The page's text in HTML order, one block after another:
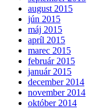
august 2015
jún 2015
máj 2015
apríl 2015
marec 2015
február 2015
január 2015
december 2014
november 2014
október 2014